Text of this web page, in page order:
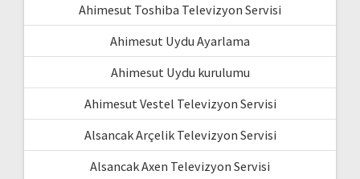
Ahimesut Toshiba Televizyon Servisi
Ahimesut Uydu Ayarlama
Ahimesut Uydu kurulumu
Ahimesut Vestel Televizyon Servisi
Alsancak Arçelik Televizyon Servisi
Alsancak Axen Televizyon Servisi